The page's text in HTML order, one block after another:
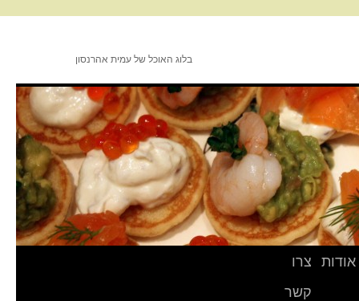
בלוג האוכל של עמית אהרנסון
אודות
צרו
קשר